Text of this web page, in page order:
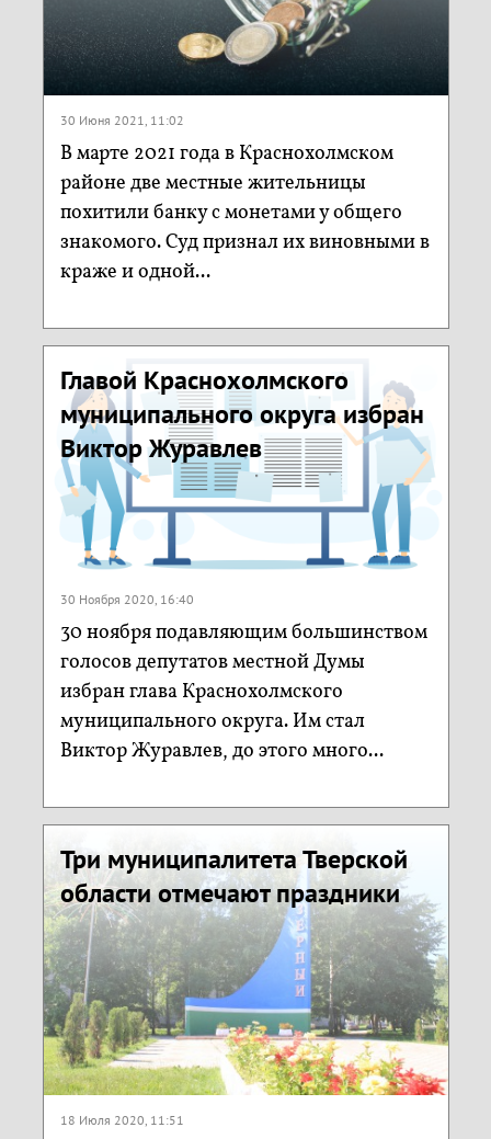
30 Июня 2021, 11:02
В марте 2021 года в Краснохолмском
районе две местные жительницы
похитили банку с монетами у общего
знакомого. Суд признал их виновными в
краже и одной...
Главой Краснохолмского
муниципального округа избран
Виктор Журавлев
30 Ноября 2020, 16:40
30 ноября подавляющим большинством
голосов депутатов местной Думы
избран глава Краснохолмского
муниципального округа. Им стал
Виктор Журавлев, до этого много...
Три муниципалитета Тверской
области отмечают праздники
18 Июля 2020, 11:51